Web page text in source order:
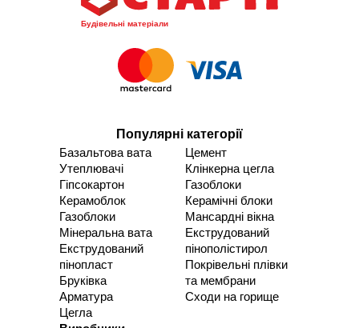
Будівельні матеріали
Популярні категорії
Базальтова вата
Утеплювачі
Гіпсокартон
Керамоблок
Газоблоки
Мінеральна вата
Екструдований
пінопласт
Бруківка
Арматура
Цегла
Цемент
Клінкерна цегла
Газоблоки
Керамічні блоки
Мансардні вікна
Екструдований
пінополістирол
Покрівельні плівки
та мембрани
Сходи на горище